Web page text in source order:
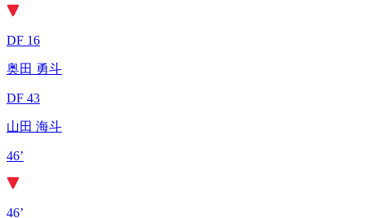
DF 16
奥田 勇斗
DF 43
山田 海斗
46’
46’